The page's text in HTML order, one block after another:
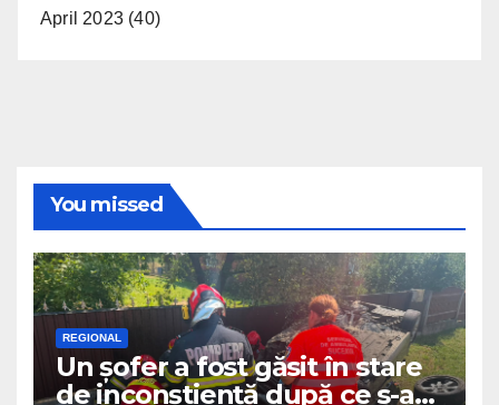
April 2023 (40)
You missed
REGIONAL
Un șofer a fost găsit în stare
de inconștiență după ce s-a